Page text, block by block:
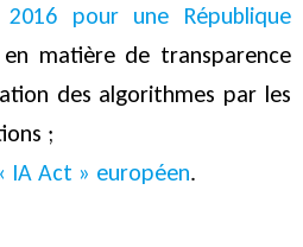
pour une République
en matière de transparence
des algorithmes par les
;
IA Act » européen.